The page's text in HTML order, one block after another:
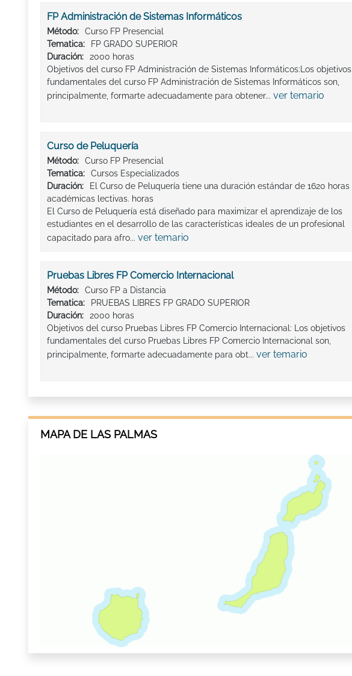
FP Administración de Sistemas Informáticos
Método:
Curso FP Presencial
Tematica:
FP GRADO SUPERIOR
Duración:
2000 horas
Objetivos del curso FP Administración de Sistemas Informáticos:Los objetivos
fundamentales del curso FP Administración de Sistemas Informáticos son,
principalmente, formarte adecuadamente para obtener... ver temario
Curso de Peluquería
Método:
Curso FP Presencial
Tematica:
Cursos Especializados
Duración:
El Curso de Peluquería tiene una duración estándar de 1620 horas
académicas lectivas. horas
El Curso de Peluquería está diseñado para maximizar el aprendizaje de los
estudiantes en el desarrollo de las características ideales de un profesional
capacitado para afro... ver temario
Pruebas Libres FP Comercio Internacional
Método:
Curso FP a Distancia
Tematica:
PRUEBAS LIBRES FP GRADO SUPERIOR
Duración:
2000 horas
Objetivos del curso Pruebas Libres FP Comercio Internacional: Los objetivos
fundamentales del curso Pruebas Libres FP Comercio Internacional son,
principalmente, formarte adecuadamente para obt... ver temario
MAPA DE LAS PALMAS